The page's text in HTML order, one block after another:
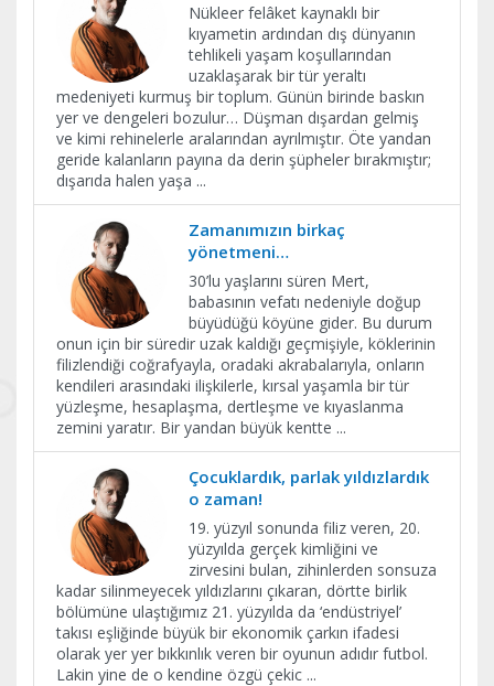
Nükleer felâket kaynaklı bir
kıyametin ardından dış dünyanın
tehlikeli yaşam koşullarından
uzaklaşarak bir tür yeraltı
medeniyeti kurmuş bir toplum. Günün birinde baskın
yer ve dengeleri bozulur… Düşman dışardan gelmiş
ve kimi rehinelerle aralarından ayrılmıştır. Öte yandan
geride kalanların payına da derin şüpheler bırakmıştır;
dışarıda halen yaşa ...
Zamanımızın birkaç
yönetmeni…
30’lu yaşlarını süren Mert,
babasının vefatı nedeniyle doğup
büyüdüğü köyüne gider. Bu durum
onun için bir süredir uzak kaldığı geçmişiyle, köklerinin
filizlendiği coğrafyayla, oradaki akrabalarıyla, onların
kendileri arasındaki ilişkilerle, kırsal yaşamla bir tür
yüzleşme, hesaplaşma, dertleşme ve kıyaslanma
zemini yaratır. Bir yandan büyük kentte ...
Çocuklardık, parlak yıldızlardık
o zaman!
19. yüzyıl sonunda filiz veren, 20.
yüzyılda gerçek kimliğini ve
zirvesini bulan, zihinlerden sonsuza
kadar silinmeyecek yıldızlarını çıkaran, dörtte birlik
bölümüne ulaştığımız 21. yüzyılda da ‘endüstriyel’
takısı eşliğinde büyük bir ekonomik çarkın ifadesi
olarak yer yer bıkkınlık veren bir oyunun adıdır futbol.
Lakin yine de o kendine özgü çekic ...